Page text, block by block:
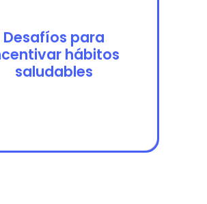
Desafíos para
hábitos
saludables
Desafíos para
hábitos
saludables